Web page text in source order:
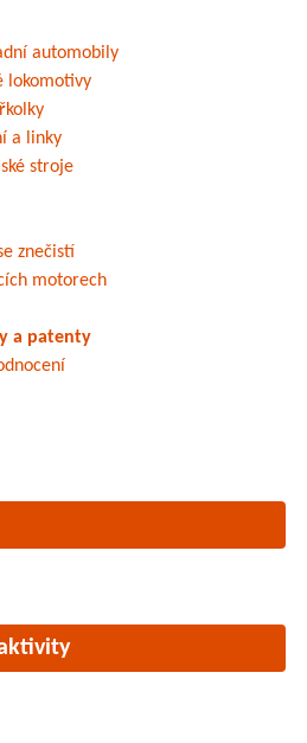
automobily
lokomotivy
a linky
stroje
znečistí
motorech
a patenty